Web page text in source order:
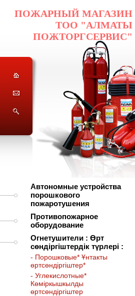
ПОЖАРНЫЙ МАГАЗИН
ТОО "АЛМАТЫ
ПОЖТОРГСЕРВИС"
Автономные устройства
порошкового
пожаротушения
Противопожарное
оборудование
Огнетушители : Өрт
сөндіргіштердік түрлері :
- Порошковые* Ұнтакты
өртсөндіргіштер*
- Углекислотные*
Көміркышкылды
өртсөндіргіштер